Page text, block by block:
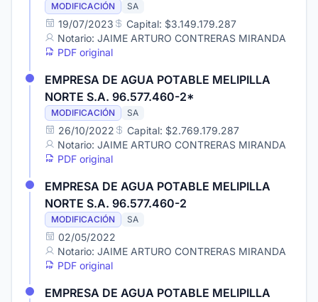
MODIFICACIÓN SA
19/07/2023
Capital: $3.149.179.287
Notario: JAIME ARTURO CONTRERAS MIRANDA
PDF original
EMPRESA DE AGUA POTABLE MELIPILLA
NORTE S.A. 96.577.460-2*
MODIFICACIÓN SA
26/10/2022
Capital: $2.769.179.287
Notario: JAIME ARTURO CONTRERAS MIRANDA
PDF original
EMPRESA DE AGUA POTABLE MELIPILLA
NORTE S.A. 96.577.460-2
MODIFICACIÓN SA
02/05/2022
Notario: JAIME ARTURO CONTRERAS MIRANDA
PDF original
EMPRESA DE AGUA POTABLE MELIPILLA